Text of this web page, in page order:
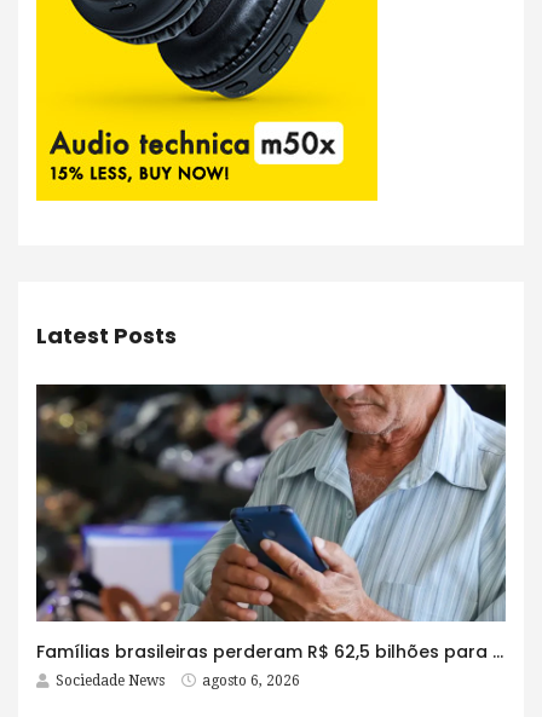
Latest Posts
Famílias brasileiras perderam R$ 62,5 bilhões para bets em 2025
Sociedade News agosto 6, 2026